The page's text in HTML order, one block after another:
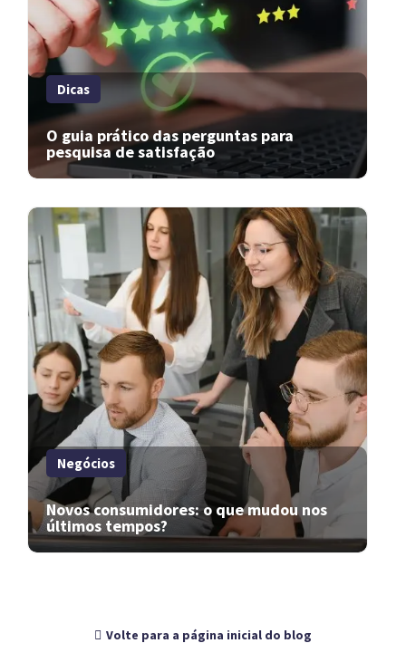
Dicas
O guia prático das perguntas para
pesquisa de satisfação
Negócios
Novos consumidores: o que mudou nos
últimos tempos?
Volte para a página inicial do blog